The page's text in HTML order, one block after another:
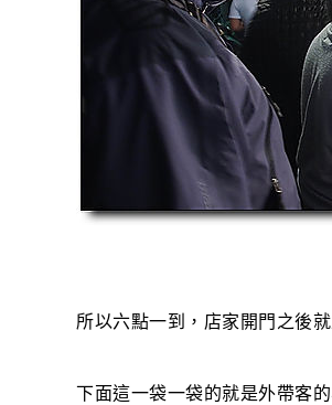
所以六點一到，店家開門之後
下面這一袋一袋的就是外帶客